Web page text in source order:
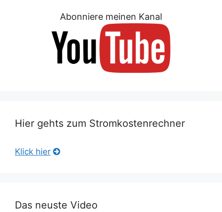
Abonniere meinen Kanal
Hier gehts zum Stromkostenrechner
Klick hier
Das neuste Video